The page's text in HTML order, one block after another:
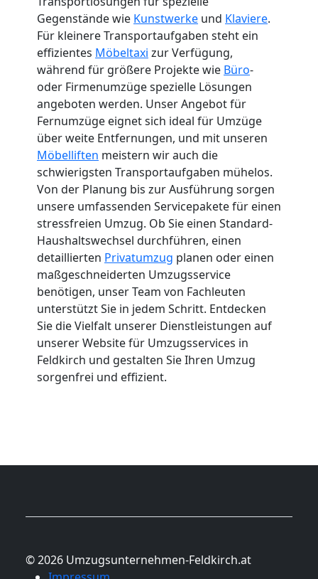
Gegenstände wie Kunstwerke und Klaviere.
Für kleinere Transportaufgaben steht ein
effizientes Möbeltaxi zur Verfügung,
während für größere Projekte wie Büro-
oder Firmenumzüge spezielle Lösungen
angeboten werden. Unser Angebot für
Fernumzüge eignet sich ideal für Umzüge
über weite Entfernungen, und mit unseren
Möbelliften meistern wir auch die
schwierigsten Transportaufgaben mühelos.
Von der Planung bis zur Ausführung sorgen
unsere umfassenden Servicepakete für einen
stressfreien Umzug. Ob Sie einen Standard-
Haushaltswechsel durchführen, einen
detaillierten Privatumzug planen oder einen
maßgeschneiderten Umzugsservice
benötigen, unser Team von Fachleuten
unterstützt Sie in jedem Schritt. Entdecken
Sie die Vielfalt unserer Dienstleistungen auf
unserer Website für Umzugsservices in
Feldkirch und gestalten Sie Ihren Umzug
sorgenfrei und effizient.
© 2026 Umzugsunternehmen-Feldkirch.at